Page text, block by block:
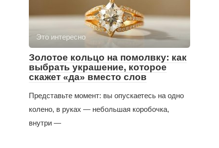
Это интересно
Золотое кольцо на помолвку: как
выбрать украшение, которое
скажет «да» вместо слов
Представьте момент: вы опускаетесь на одно
колено, в руках — небольшая коробочка,
внутри —